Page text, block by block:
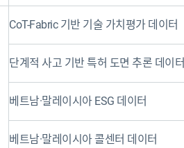
CoT-Fabric 기반 기술 가치평가 데이터
단계적 사고 기반 특허 도면 추론 데이터
베트남·말레이시아 ESG 데이터
베트남·말레이시아 콜센터 데이터